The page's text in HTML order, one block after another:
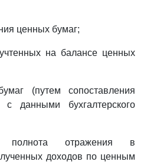
ценных бумаг;
на балансе ценных
(путем сопоставления
с данными бухгалтерского
полнота отражения в
доходов по ценным